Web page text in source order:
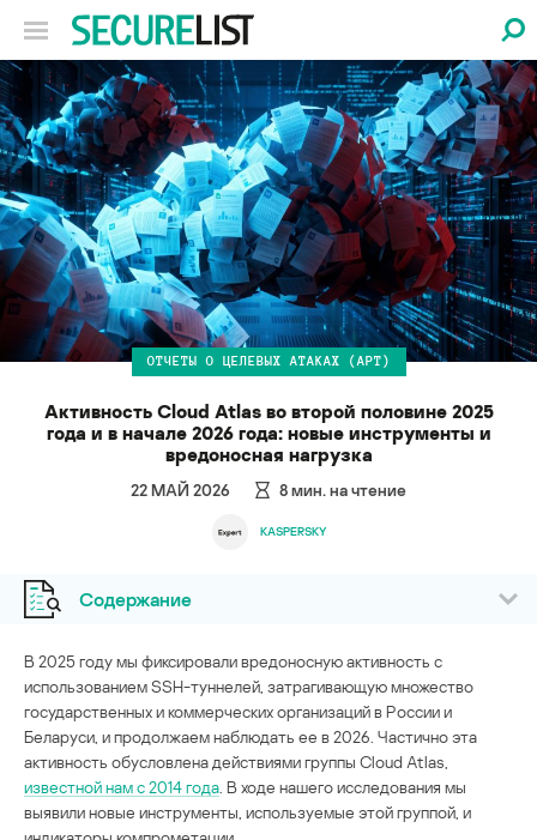
ОТЧЕТЫ О ЦЕЛЕВЫХ АТАКАХ (APT)
Активность Cloud Atlas во второй половине 2025
года и в начале 2026 года: новые инструменты и
вредоносная нагрузка
22 МАЙ 2026 8мин. на чтение
KASPERSKY
Содержание
В 2025 году мы фиксировали вредоносную активность с
использованием SSH-туннелей, затрагивающую множество
государственных и коммерческих организаций в России и
Беларуси, и продолжаем наблюдать ее в 2026. Частично эта
активность обусловлена действиями группы Cloud Atlas,
известной нам с 2014 года . В ходе нашего исследования мы
выявили новые инструменты, используемые этой группой, и